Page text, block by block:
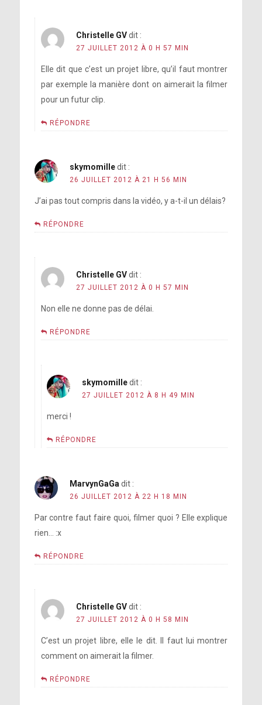
Christelle GV dit :
27 JUILLET 2012 À 0 H 57 MIN
Elle dit que c’est un projet libre, qu’il faut montrer
par exemple la manière dont on aimerait la filmer
pour un futur clip.
RÉPONDRE
skymomille dit :
26 JUILLET 2012 À 21 H 56 MIN
J’ai pas tout compris dans la vidéo, y a-t-il un délais?
RÉPONDRE
Christelle GV dit :
27 JUILLET 2012 À 0 H 57 MIN
Non elle ne donne pas de délai.
RÉPONDRE
skymomilledit :
27 JUILLET 2012 À 8 H 49 MIN
merci !
RÉPONDRE
MarvynGaGa dit :
26 JUILLET 2012 À 22 H 18 MIN
Par contre faut faire quoi, filmer quoi ? Elle explique
rien… :x
RÉPONDRE
Christelle GV dit :
27 JUILLET 2012 À 0 H 58 MIN
C’est un projet libre, elle le dit. Il faut lui montrer
comment on aimerait la filmer.
RÉPONDRE